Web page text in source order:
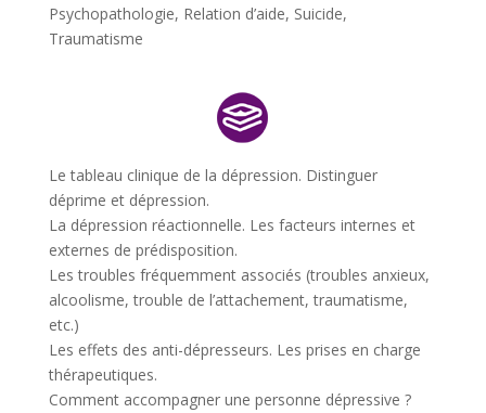
Psychopathologie, Relation d’aide, Suicide,
Traumatisme
Le tableau clinique de la dépression. Distinguer
déprime et dépression.
La dépression réactionnelle. Les facteurs internes et
externes de prédisposition.
Les troubles fréquemment associés (troubles anxieux,
alcoolisme, trouble de l’attachement, traumatisme,
etc.)
Les effets des anti-dépresseurs. Les prises en charge
thérapeutiques.
Comment accompagner une personne dépressive ?